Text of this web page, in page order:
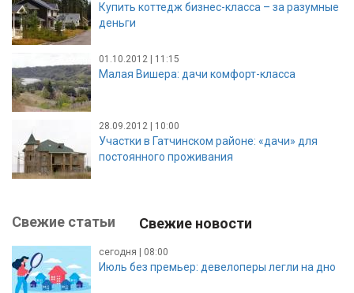
Купить коттедж бизнес-класса – за разумные
деньги
01.10.2012 | 11:15
Малая Вишера: дачи комфорт-класса
28.09.2012 | 10:00
Участки в Гатчинском районе: «дачи» для
постоянного проживания
Свежие статьи Свежие новости
сегодня | 08:00
Июль без премьер: девелоперы легли на дно